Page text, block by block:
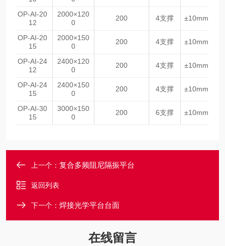
OP-AI-20
12
2000×120
0
200 4支撑 ±10mm
OP-AI-20
15
2000×150
0
200 4支撑 ±10mm
OP-AI-24
12
2400×120
0
200 4支撑 ±10mm
OP-AI-24
15
2400×150
0
200 4支撑 ±10mm
OP-AI-30
15
3000×150
0
200 6支撑 ±10mm
上一个： 复合多频阻尼隔振平台
返回列表
下一个： 焊接光学平台台面
在线留言